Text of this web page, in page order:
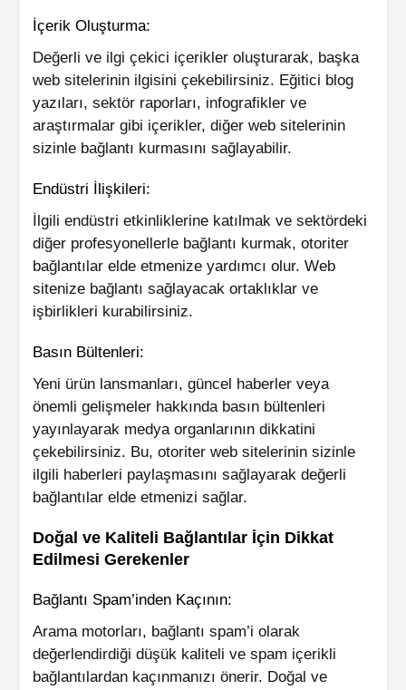
İçerik Oluşturma:
Değerli ve ilgi çekici içerikler oluşturarak, başka
web sitelerinin ilgisini çekebilirsiniz. Eğitici blog
yazıları, sektör raporları, infografikler ve
araştırmalar gibi içerikler, diğer web sitelerinin
sizinle bağlantı kurmasını sağlayabilir.
Endüstri İlişkileri:
İlgili endüstri etkinliklerine katılmak ve sektördeki
diğer profesyonellerle bağlantı kurmak, otoriter
bağlantılar elde etmenize yardımcı olur. Web
sitenize bağlantı sağlayacak ortaklıklar ve
işbirlikleri kurabilirsiniz.
Basın Bültenleri:
Yeni ürün lansmanları, güncel haberler veya
önemli gelişmeler hakkında basın bültenleri
yayınlayarak medya organlarının dikkatini
çekebilirsiniz. Bu, otoriter web sitelerinin sizinle
ilgili haberleri paylaşmasını sağlayarak değerli
bağlantılar elde etmenizi sağlar.
Doğal ve Kaliteli Bağlantılar İçin Dikkat
Edilmesi Gerekenler
Bağlantı Spam’inden Kaçının:
Arama motorları, bağlantı spam’i olarak
değerlendirdiği düşük kaliteli ve spam içerikli
bağlantılardan kaçınmanızı önerir. Doğal ve